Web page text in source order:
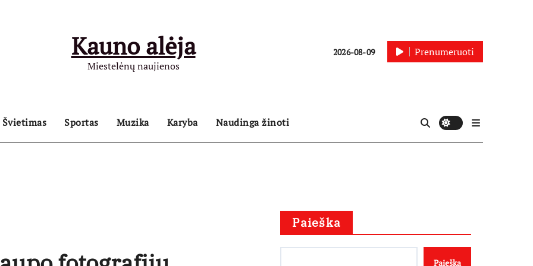
Kauno alėja
Miestelėnų naujienos
2026-08-09 Prenumeruoti
Švietimas Sportas Muzika Karyba Naudinga žinoti
Paieška
Paieška